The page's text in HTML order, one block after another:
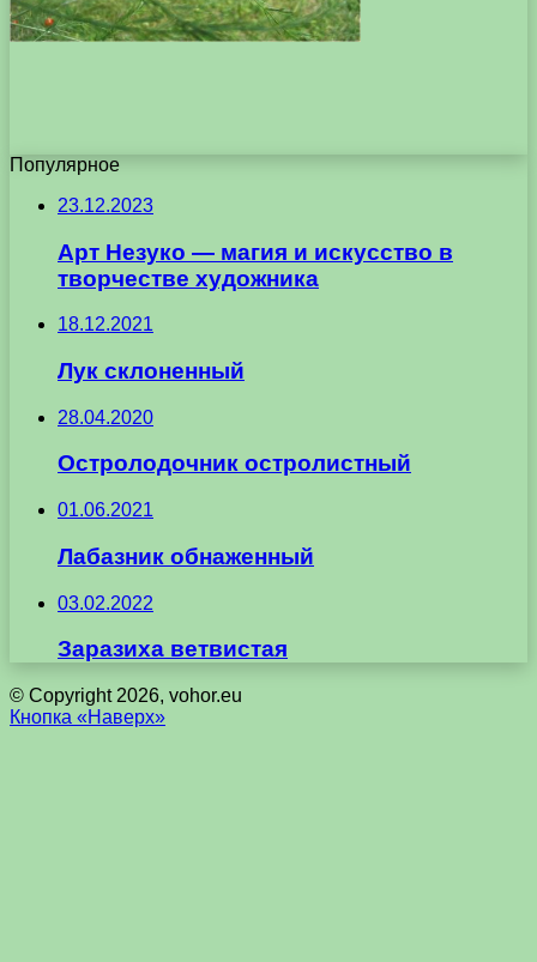
Популярное
23.12.2023
Арт Незуко — магия и искусство в
творчестве художника
18.12.2021
Лук склоненный
28.04.2020
Остролодочник остролистный
01.06.2021
Лабазник обнаженный
03.02.2022
Заразиха ветвистая
© Copyright 2026, vohor.eu
Кнопка «Наверх»